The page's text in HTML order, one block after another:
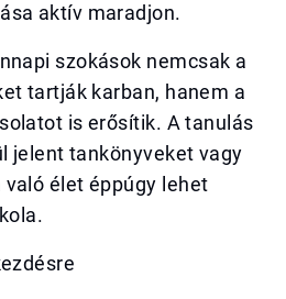
aktív maradjon.
szokások nemcsak a
tartják karban, hanem a
is erősítik. A tanulás
jelent tankönyveket vagy
élet éppúgy lehet